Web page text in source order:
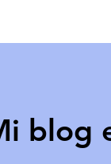
blog